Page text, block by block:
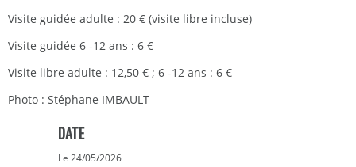
Visite guidée adulte : 20 € (visite libre incluse)
Visite guidée 6 -12 ans : 6 €
Visite libre adulte : 12,50 € ; 6 -12 ans : 6 €
Photo : Stéphane IMBAULT
DATE
Le 24/05/2026